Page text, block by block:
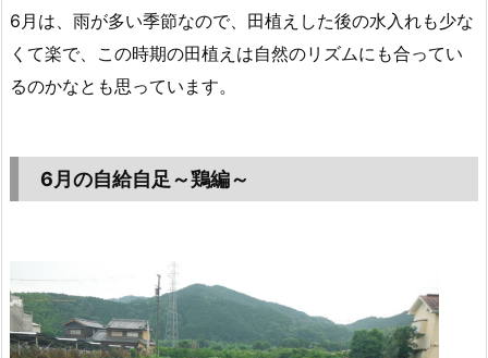
6月は、雨が多い季節なので、田植えした後の水入れも少な
くて楽で、この時期の田植えは自然のリズムにも合ってい
るのかなとも思っています。
6月の自給自足～鶏編～